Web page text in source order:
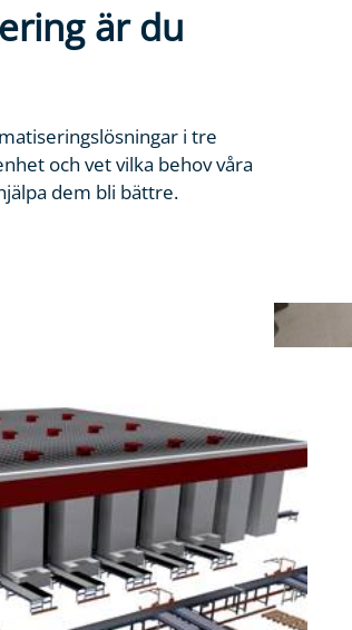
är du
i tre
och vet vilka behov våra
dem bli bättre.